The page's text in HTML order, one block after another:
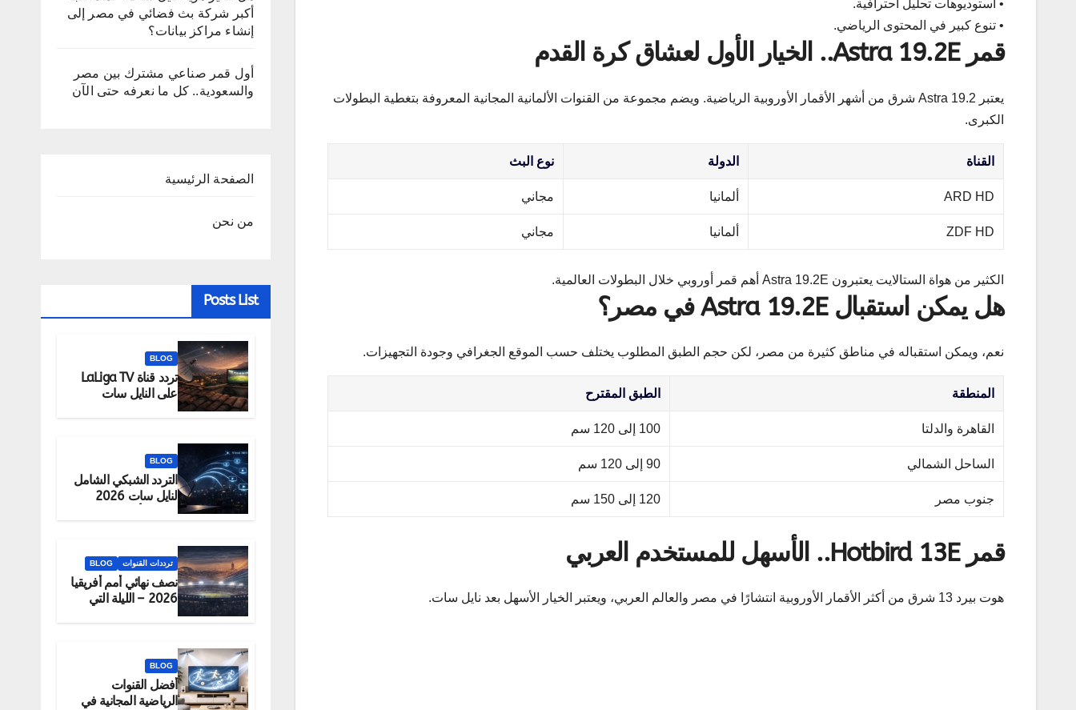
• استوديوهات تحليل احترافية.
• تنوع كبير في المحتوى الرياضي.
قمر Astra 19.2E.. الخيار الأول لعشاق كرة القدم
يعتبر Astra 19.2 شرق من أشهر الأقمار الأوروبية الرياضية. ويضم مجموعة من القنوات الألمانية المجانية المعروفة بتغطية البطولات
الكبرى.
القناة الدولة نوع البث
ARD HD ألمانيا مجاني
ZDF HD ألمانيا مجاني
الكثير من هواة الستالايت يعتبرون Astra 19.2E أهم قمر أوروبي خلال البطولات العالمية.
هل يمكن استقبال Astra 19.2E في مصر؟
نعم، ويمكن استقباله في مناطق كثيرة من مصر، لكن حجم الطبق المطلوب يختلف حسب الموقع الجغرافي وجودة التجهيزات.
المنطقة الطبق المقترح
القاهرة والدلتا 100 إلى 120 سم
الساحل الشمالي 90 إلى 120 سم
جنوب مصر 120 إلى 150 سم
قمر Hotbird 13E.. الأسهل للمستخدم العربي
هوت بيرد 13 شرق من أكثر الأقمار الأوروبية انتشارًا في مصر والعالم العربي، ويعتبر الخيار الأسهل بعد نايل سات.
أكبر شركة بث فضائي في مصر إلى
إنشاء مراكز بيانات؟
أول قمر صناعي مشترك بين مصر
والسعودية.. كل ما نعرفه حتى الآن
الصفحة الرئيسية
من نحن
Posts List
BLOG
تردد قناة LaLiga TV
على النايل سات
BLOG
التردد الشبكي الشامل
لنايل سات 2026
ترددات القنوات BLOG
نصف نهائي أمم أفريقيا
2026 – الليلة التي
BLOG
أفضل القنوات
الرياضية المجانية في